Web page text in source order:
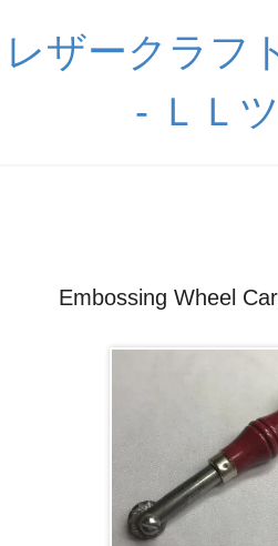
レザークラフ
- ＬＬ
Embossing Wheel